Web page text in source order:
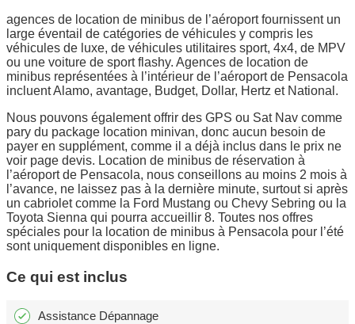
agences de location de minibus de l’aéroport fournissent un
large éventail de catégories de véhicules y compris les
véhicules de luxe, de véhicules utilitaires sport, 4x4, de MPV
ou une voiture de sport flashy. Agences de location de
minibus représentées à l’intérieur de l’aéroport de Pensacola
incluent Alamo, avantage, Budget, Dollar, Hertz et National.
Nous pouvons également offrir des GPS ou Sat Nav comme
pary du package location minivan, donc aucun besoin de
payer en supplément, comme il a déjà inclus dans le prix ne
voir page devis. Location de minibus de réservation à
l’aéroport de Pensacola, nous conseillons au moins 2 mois à
l’avance, ne laissez pas à la dernière minute, surtout si après
un cabriolet comme la Ford Mustang ou Chevy Sebring ou la
Toyota Sienna qui pourra accueillir 8. Toutes nos offres
spéciales pour la location de minibus à Pensacola pour l’été
sont uniquement disponibles en ligne.
Ce qui est inclus
Assistance Dépannage